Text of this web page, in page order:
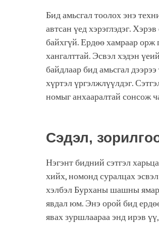
Бид амьсгал тоолох энэ
автсан үед хэрэглэдэг.
байхгүй. Ердөө хамраар орж
хангалттай. Эсвэл хэдэн
байдлаар бид амьсгал
хүртэл үргэлжлүүлдэг.
номыг анхааралтай сонсож
Сэдэл,
Нэгэнт бидний сэтгэл
хийх, номонд суралцах
хэлбэл Бурханы шашны ямар
явдал юм. Энэ орой бид
явах зуршлаараа энд ирэв